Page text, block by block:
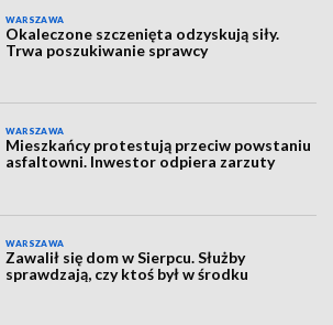
WARSZAWA
Okaleczone szczenięta odzyskują siły.
Trwa poszukiwanie sprawcy
WARSZAWA
Mieszkańcy protestują przeciw powstaniu
asfaltowni. Inwestor odpiera zarzuty
WARSZAWA
Zawalił się dom w Sierpcu. Służby
sprawdzają, czy ktoś był w środku